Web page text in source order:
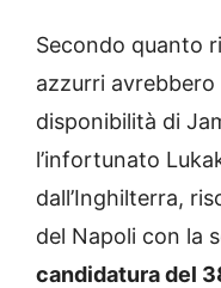
Secondo quanto
azzurri
disponibilità di
l’infortunato
dall’Inghilterra,
del Napoli con la
candidatura del